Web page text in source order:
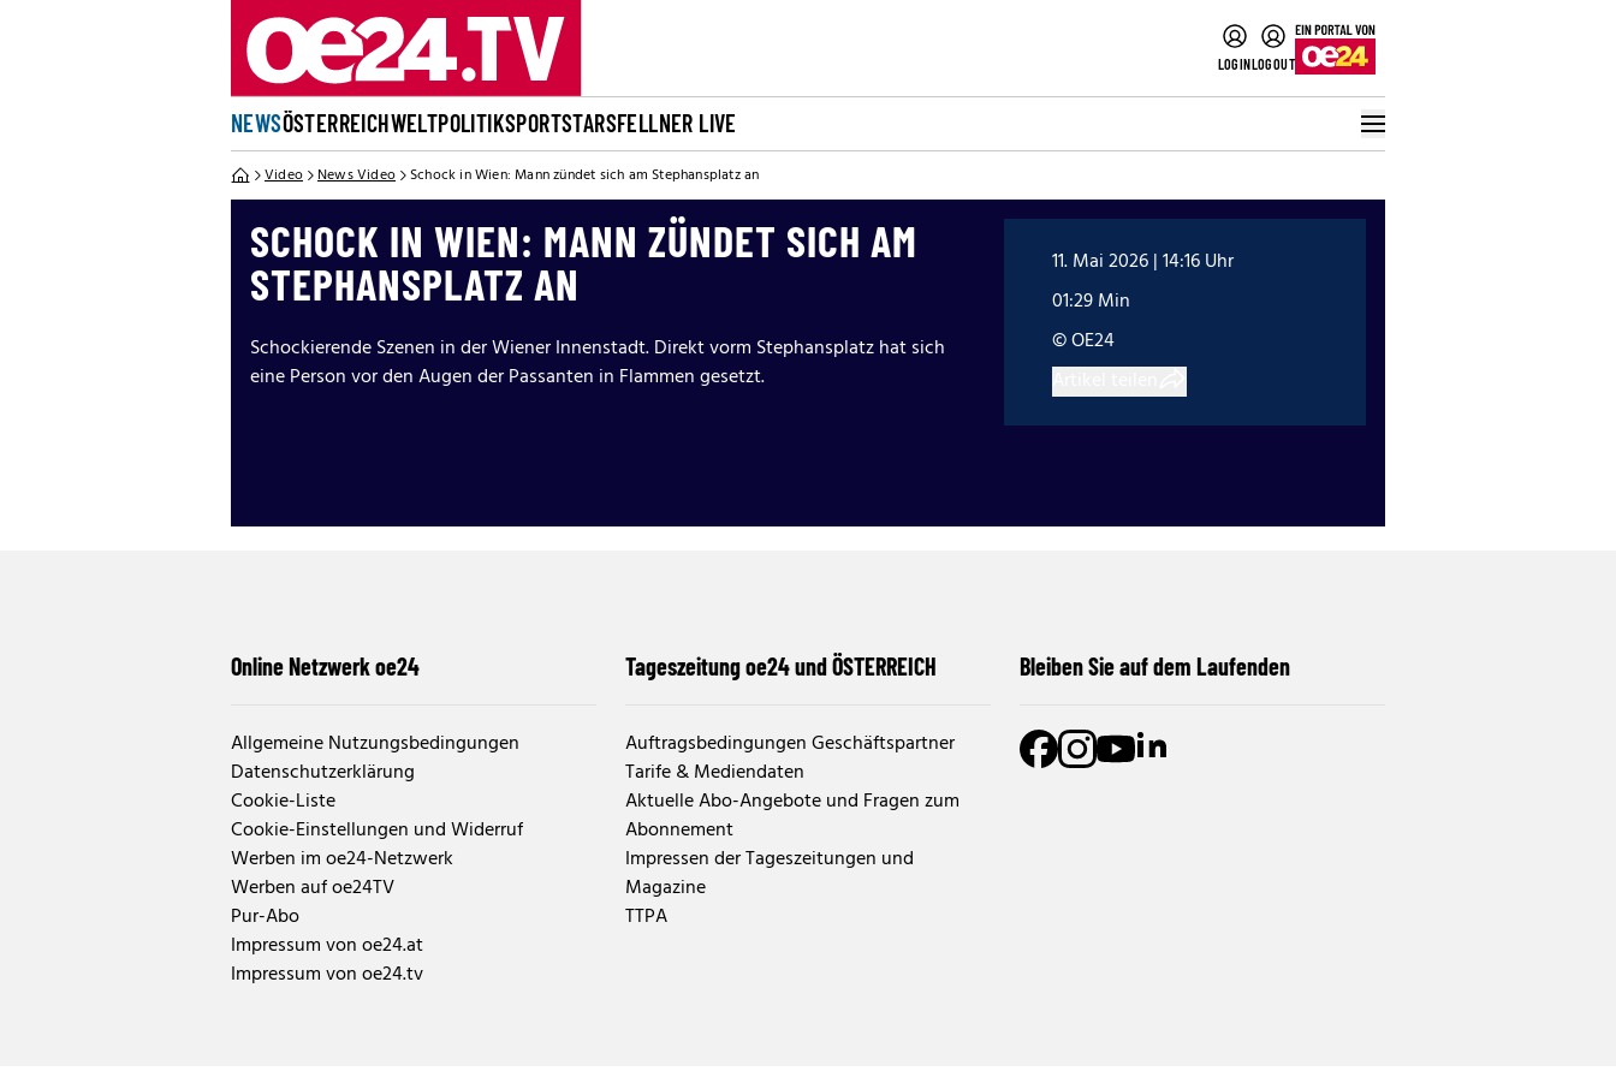
LOGINLOGOUT
NEWSÖSTERREICHWELTPOLITIKSPORTSTARSFELLNER LIVE
Video News Video Schock in Wien: Mann zündet sich am Stephansplatz an
SCHOCK IN WIEN: MANN ZÜNDET SICH AM
STEPHANSPLATZ AN
Schockierende Szenen in der Wiener Innenstadt. Direkt vorm Stephansplatz hat sich
eine Person vor den Augen der Passanten in Flammen gesetzt.
11. Mai 2026 | 14:16 Uhr
01:29 Min
© OE24
Online Netzwerk oe24
Allgemeine Nutzungsbedingungen
Datenschutzerklärung
Cookie-Liste
Cookie-Einstellungen und Widerruf
Werben im oe24-Netzwerk
Werben auf oe24TV
Pur-Abo
Impressum von oe24.at
Impressum von oe24.tv
Tageszeitung oe24 und ÖSTERREICH
Auftragsbedingungen Geschäftspartner
Tarife & Mediendaten
Aktuelle Abo-Angebote und Fragen zum
Abonnement
Impressen der Tageszeitungen und
Magazine
TTPA
Bleiben Sie auf dem Laufenden